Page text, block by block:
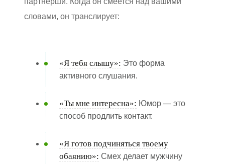
словами, он транслирует:
«Я тебя слышу»: Это форма
активного слушания.
«Ты мне интересна»: Юмор — это
способ продлить контакт.
«Я готов подчиняться твоему
обаянию»: Смех делает мужчину